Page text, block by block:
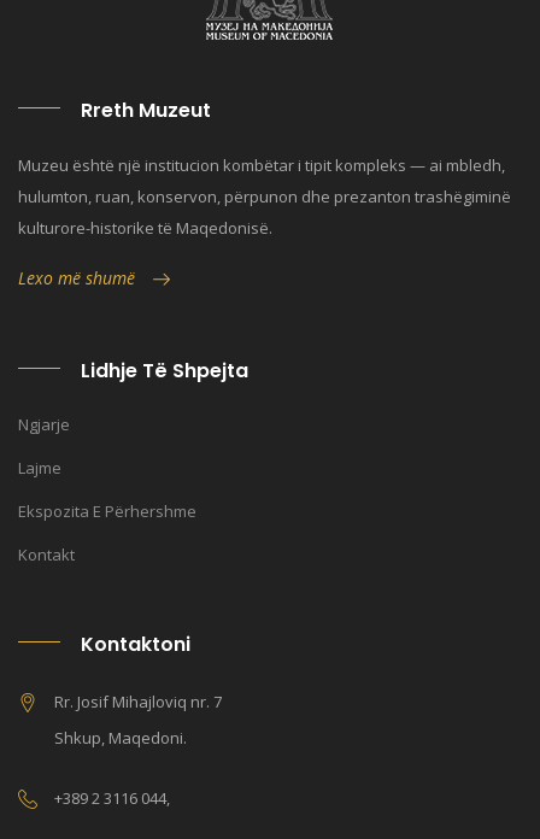
Rreth Muzeut
Muzeu është një institucion kombëtar i tipit kompleks — ai mbledh,
hulumton, ruan, konservon, përpunon dhe prezanton trashëgiminë
kulturore-historike të Maqedonisë.
Lexo më shumë
Lidhje Të Shpejta
Ngjarje
Lajme
Ekspozita E Përhershme
Kontakt
Kontaktoni
Rr. Josif Mihajloviq nr. 7
Shkup, Maqedoni.
+389 2 3116 044,